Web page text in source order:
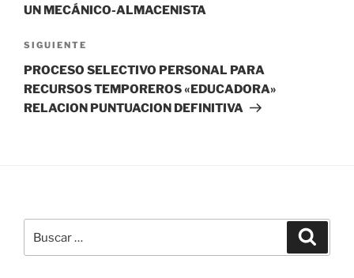
UN MECÁNICO-ALMACENISTA
Siguiente
entrada
SIGUIENTE
PROCESO SELECTIVO PERSONAL PARA
RECURSOS TEMPOREROS «EDUCADORA»
RELACION PUNTUACION DEFINITIVA
por: